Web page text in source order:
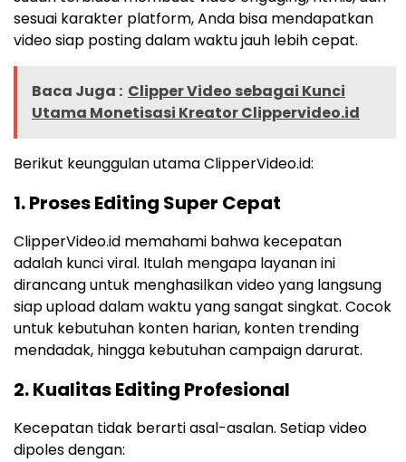
sesuai karakter platform, Anda bisa mendapatkan
video siap posting dalam waktu jauh lebih cepat.
Baca Juga : Clipper Video sebagai Kunci
Utama Monetisasi Kreator Clippervideo.id
Berikut keunggulan utama ClipperVideo.id:
1. Proses Editing Super Cepat
ClipperVideo.id memahami bahwa kecepatan
adalah kunci viral. Itulah mengapa layanan ini
dirancang untuk menghasilkan video yang langsung
siap upload dalam waktu yang sangat singkat. Cocok
untuk kebutuhan konten harian, konten trending
mendadak, hingga kebutuhan campaign darurat.
2. Kualitas Editing Profesional
Kecepatan tidak berarti asal-asalan. Setiap video
dipoles dengan: